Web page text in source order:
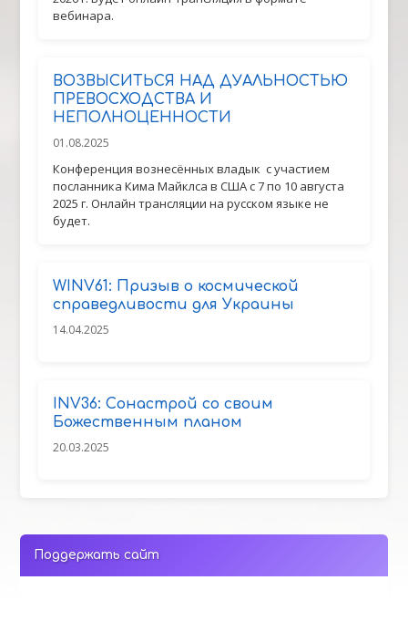
вебинара.
ВОЗВЫСИТЬСЯ НАД ДУАЛЬНОСТЬЮ
ПРЕВОСХОДСТВА И
НЕПОЛНОЦЕННОСТИ
01.08.2025
Конференция вознесённых владык с участием
посланника Кима Майклса в США с 7 по 10 августа
2025 г. Онлайн трансляции на русском языке не
будет.
WINV61: Призыв о космической
справедливости для Украины
14.04.2025
INV36: Cонастрой со своим
Божественным планом
20.03.2025
Поддержать сайт